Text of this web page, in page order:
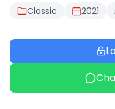
Classic 2021